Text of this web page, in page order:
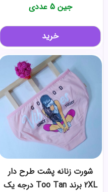
جین 5 عددی
خرید
شورت زنانه پشت طرح دار
2XL برند Too Tan درجه یک